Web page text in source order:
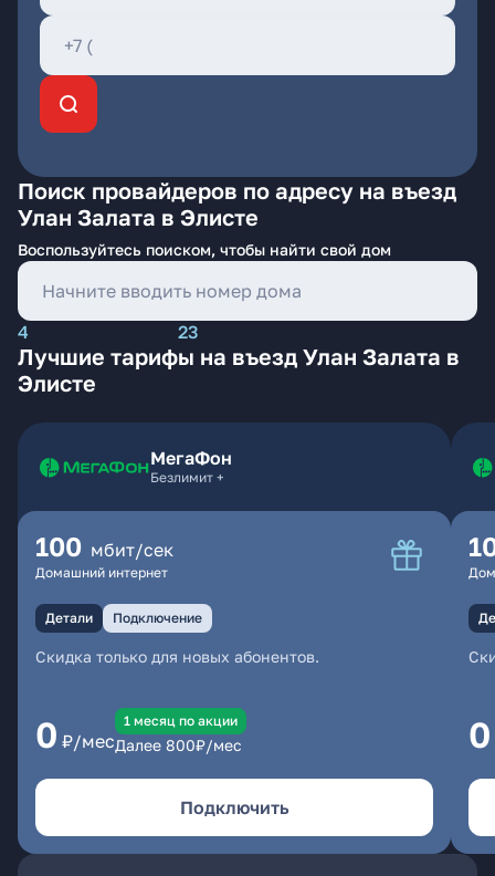
Поиск провайдеров по адресу на въезд
Улан Залата в Элисте
Воспользуйтесь поиском, чтобы найти свой дом
4 23
Лучшие тарифы на въезд Улан Залата в
Элисте
МегаФон
Безлимит +
100 мбит/сек
Домашний интернет
Детали Подключение
Скидка только для новых абонентов.
0 ₽/мес
1 месяц по акции
Далее 800₽/мес
Подключить
0